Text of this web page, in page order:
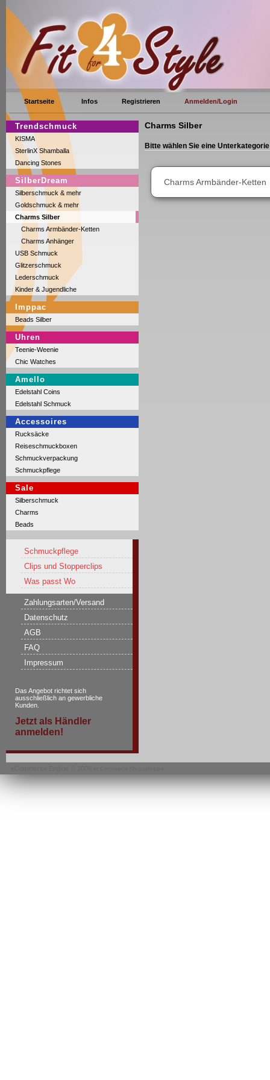
Startseite Infos Registrieren Anmelden/Login
Trendschmuck
KISMA
SterlinX Shamballa
Dancing Stones
SilberDream
Silberschmuck & mehr
Goldschmuck & mehr
Charms Silber
Charms Armbänder-Ketten
Charms Anhänger
USB Schmuck
Glitzerschmuck
Lederschmuck
Kinder & Jugendliche
Imppac
Beads Silber
Uhren
Teenie-Weenie
Chic Watches
Amello
Edelstahl Coins
Edelstahl Schmuck
Accessoires
Rucksäcke
Reiseschmuckboxen
Schmuckverpackung
Schmuckpflege
Sale
Silberschmuck
Charms
Beads
Schmuckpflege
Clips und Stopperclips
Was passt Wo
Zahlungsarten/Versand
Datenschutz
AGB
FAQ
Impressum
Das Angebot richtet sich
ausschließlich an gewerbliche
Kunden.
Jetzt als Händler
anmelden!
Charms Silber
Bitte wählen Sie eine
Charms Armbänder-Ketten